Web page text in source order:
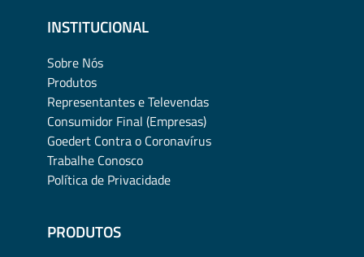
INSTITUCIONAL
Sobre Nós
Produtos
Representantes e Televendas
Consumidor Final (Empresas)
Goedert Contra o Coronavírus
Trabalhe Conosco
Política de Privacidade
PRODUTOS